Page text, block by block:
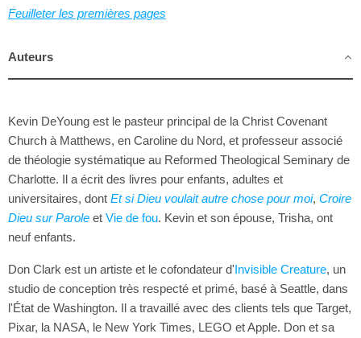
Feuilleter les premières pages
Auteurs
Kevin DeYoung est le pasteur principal de la Christ Covenant
Church à Matthews, en Caroline du Nord, et professeur associé
de théologie systématique au Reformed Theological Seminary de
Charlotte. Il a écrit des livres pour enfants, adultes et
universitaires, dont Et si Dieu voulait autre chose pour moi, Croire
Dieu sur Parole et Vie de fou. Kevin et son épouse, Trisha, ont
neuf enfants.
Don Clark est un artiste et le cofondateur d'Invisible Creature, un
studio de conception très respecté et primé, basé à Seattle, dans
l'État de Washington. Il a travaillé avec des clients tels que Target,
Pixar, la NASA, le New York Times, LEGO et Apple. Don et sa